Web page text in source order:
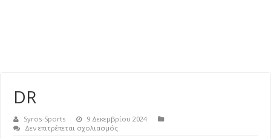
DR
Syros-Sports
9 Δεκεμβρίου 2024
Δεν επιτρέπεται σχολιασμόςστο